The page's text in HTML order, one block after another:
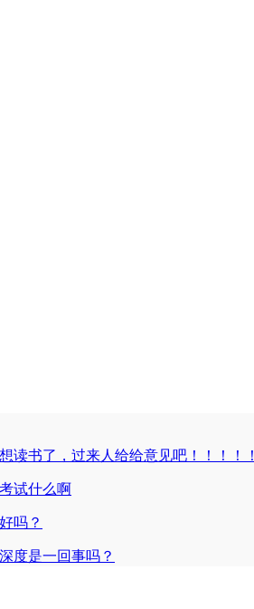
读书了，过来人给给意见吧！！！！！
试什么啊
吗？
度是一回事吗？